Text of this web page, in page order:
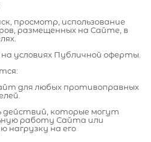
просмотр, использование
размещенных на Сайте, в
условиях Публичной оферты.
для любых противоправных
которые могут
работу Сайта или
нагрузку на его